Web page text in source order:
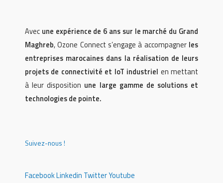
Avec une expérience de 6 ans sur le marché du Grand
Maghreb, Ozone Connect s’engage à accompagner les
entreprises marocaines dans la réalisation de leurs
projets de connectivité et IoT industriel en mettant
à leur disposition une large gamme de solutions et
technologies de pointe.
Suivez-nous !
FacebookLinkedin TwitterYoutube